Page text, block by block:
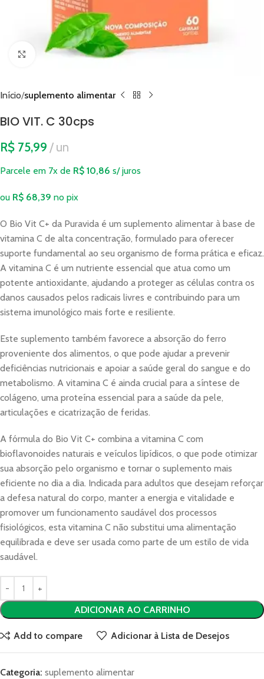
Clique para ampliar
Início suplemento alimentar
BIO VIT. C 30cps
R$ 75,99 un
Parcele em 7x de R$ 10,86 s/ juros
ou R$ 68,39 no pix
O Bio Vit C+ da Puravida é um suplemento alimentar à base de
vitamina C de alta concentração, formulado para oferecer
suporte fundamental ao seu organismo de forma prática e eficaz.
A vitamina C é um nutriente essencial que atua como um
potente antioxidante, ajudando a proteger as células contra os
danos causados pelos radicais livres e contribuindo para um
sistema imunológico mais forte e resiliente.
Este suplemento também favorece a absorção do ferro
proveniente dos alimentos, o que pode ajudar a prevenir
deficiências nutricionais e apoiar a saúde geral do sangue e do
metabolismo. A vitamina C é ainda crucial para a síntese de
colágeno, uma proteína essencial para a saúde da pele,
articulações e cicatrização de feridas.
A fórmula do Bio Vit C+ combina a vitamina C com
bioflavonoides naturais e veículos lipídicos, o que pode otimizar
sua absorção pelo organismo e tornar o suplemento mais
eficiente no dia a dia. Indicada para adultos que desejam reforçar
a defesa natural do corpo, manter a energia e vitalidade e
promover um funcionamento saudável dos processos
fisiológicos, esta vitamina C não substitui uma alimentação
equilibrada e deve ser usada como parte de um estilo de vida
saudável.
ADICIONAR AO CARRINHO
Add to compare Adicionar à Lista de Desejos
Categoria: suplemento alimentar